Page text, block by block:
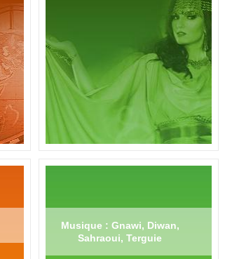
Musique : Gnawi, Diwan,
Sahraoui, Terguie